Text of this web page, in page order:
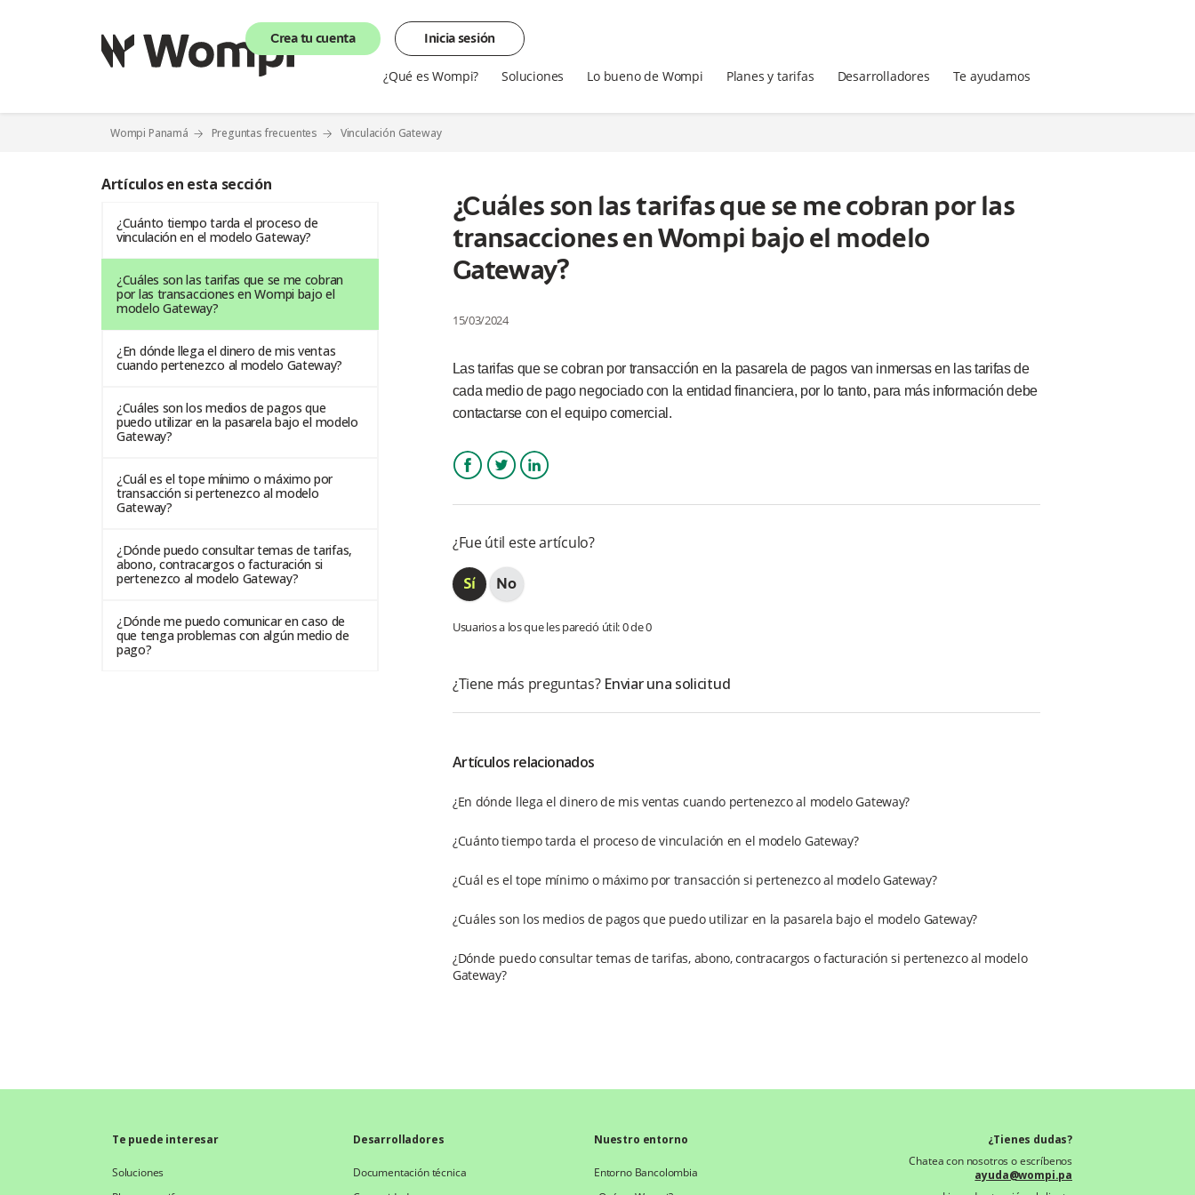
Crea tu cuenta Inicia sesión
¿Qué es Wompi? Soluciones Lo bueno de Wompi Planes y tarifas Desarrolladores Te ayudamos
Wompi Panamá Preguntas frecuentes Vinculación Gateway
Artículos en esta sección
¿Cuánto tiempo tarda el proceso de
vinculación en el modelo Gateway?
¿Cuáles son las tarifas que se me cobran
por las transacciones en Wompi bajo el
modelo Gateway?
¿En dónde llega el dinero de mis ventas
cuando pertenezco al modelo Gateway?
¿Cuáles son los medios de pagos que
puedo utilizar en la pasarela bajo el modelo
Gateway?
¿Cuál es el tope mínimo o máximo por
transacción si pertenezco al modelo
Gateway?
¿Dónde puedo consultar temas de tarifas,
abono, contracargos o facturación si
pertenezco al modelo Gateway?
¿Dónde me puedo comunicar en caso de
que tenga problemas con algún medio de
pago?
¿Cuáles son las tarifas que se me cobran por las
transacciones en Wompi bajo el modelo
Gateway?
15/03/2024
Las tarifas que se cobran por transacción en la pasarela de pagos van inmersas en las tarifas de
cada medio de pago negociado con la entidad financiera, por lo tanto, para más información debe
contactarse con el equipo comercial.
¿Fue útil este artículo?
Usuarios a los que les pareció útil: 0 de 0
¿Tiene más preguntas? Enviar una solicitud
Artículos relacionados
¿En dónde llega el dinero de mis ventas cuando pertenezco al modelo Gateway?
¿Cuánto tiempo tarda el proceso de vinculación en el modelo Gateway?
¿Cuál es el tope mínimo o máximo por transacción si pertenezco al modelo Gateway?
¿Cuáles son los medios de pagos que puedo utilizar en la pasarela bajo el modelo Gateway?
¿Dónde puedo consultar temas de tarifas, abono, contracargos o facturación si pertenezco al modelo
Gateway?
Te puede interesar
Soluciones
Desarrolladores
Documentación técnica
Nuestro entorno
Entorno Bancolombia
¿Tienes dudas?
Chatea con nosotros o escríbenos
ayuda@wompi.pa